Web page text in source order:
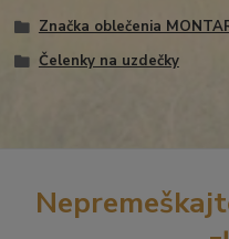
Značka oblečenia
Čelenky na uzdečky